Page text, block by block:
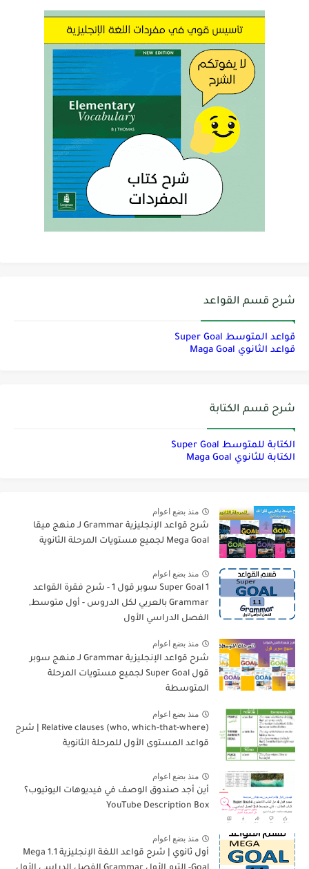
شرح قسم القواعد
قواعد المتوسط Super Goal
قواعد الثانوي Maga Goal
شرح قسم الكتابة
الكتابة للمتوسط Super Goal
الكتابة للثانوي Maga Goal
منذ بضع اعوام
شرح قواعد الإنجليزية Grammar لـ منهج ميقا
Mega Goal لجميع مستويات المرحلة الثانوية
منذ بضع اعوام
Super Goal 1 سوبر قول 1 - شرح فقرة القواعد
Grammar بالعربي لكل الدروس - أول متوسط,
الفصل الدراسي الأول
منذ بضع اعوام
شرح قواعد الإنجليزية Grammar لـ منهج سوبر
قول Super Goal لجميع مستويات المرحلة
المتوسطة
منذ بضع اعوام
Relative clauses (who, which-that-where) | شرح
قواعد المستوى الأول للمرحلة الثانوية
منذ بضع اعوام
أين أجد صندوق الوصف في فيديوهات اليوتيوب؟
YouTube Description Box
منذ بضع اعوام
أول ثانوي | شرح قواعد اللغة الإنجليزية 1.1 Mega